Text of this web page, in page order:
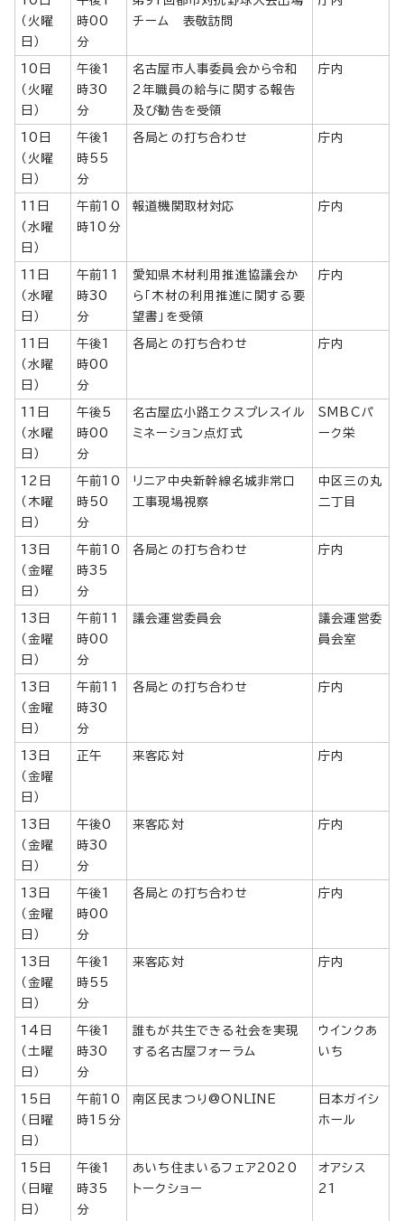
（火曜
日）
時00
分
チーム 表敬訪問
10日
（火曜
日）
午後1
時30
分
名古屋市人事委員会から令和
2年職員の給与に関する報告
及び勧告を受領
庁内
10日
（火曜
日）
午後1
時55
分
各局との打ち合わせ 庁内
11日
（水曜
日）
午前10
時10分
報道機関取材対応 庁内
11日
（水曜
日）
午前11
時30
分
愛知県木材利用推進協議会か
ら「木材の利用推進に関する要
望書」を受領
庁内
11日
（水曜
日）
午後1
時00
分
各局との打ち合わせ 庁内
11日
（水曜
日）
午後5
時00
分
名古屋広小路エクスプレスイル
ミネーション点灯式
SMBCパ
ーク栄
12日
（木曜
日）
午前10
時50
分
リニア中央新幹線名城非常口
工事現場視察
中区三の丸
二丁目
13日
（金曜
日）
午前10
時35
分
各局との打ち合わせ 庁内
13日
（金曜
日）
午前11
時00
分
議会運営委員会
議会運営委
員会室
13日
（金曜
日）
午前11
時30
分
各局との打ち合わせ 庁内
13日
（金曜
日）
正午 来客応対 庁内
13日
（金曜
日）
午後0
時30
分
来客応対 庁内
13日
（金曜
日）
午後1
時00
分
各局との打ち合わせ 庁内
13日
（金曜
日）
午後1
時55
分
来客応対 庁内
14日
（土曜
日）
午後1
時30
分
誰もが共生できる社会を実現
する名古屋フォーラム
ウインクあ
いち
15日
（日曜
日）
午前10
時15分
南区民まつり@ONLINE
日本ガイシ
ホール
15日
（日曜
日）
午後1
時35
分
あいち住まいるフェア2020
トークショー
オアシス
21